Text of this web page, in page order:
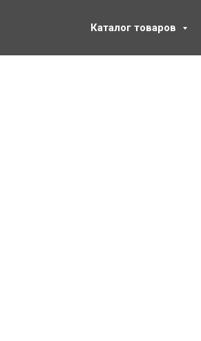
Каталог товаров